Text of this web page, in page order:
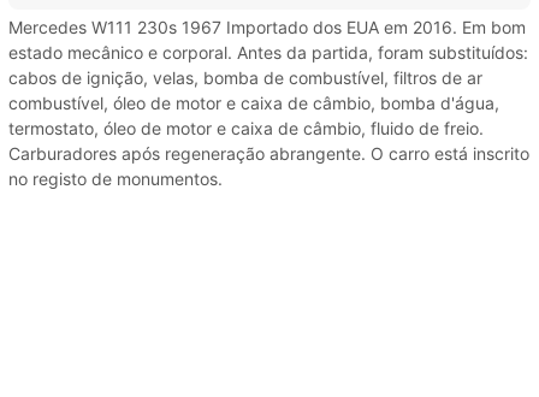
Mercedes W111 230s 1967 Importado dos EUA em 2016. Em bom
estado mecânico e corporal. Antes da partida, foram substituídos:
cabos de ignição, velas, bomba de combustível, filtros de ar
combustível, óleo de motor e caixa de câmbio, bomba d'água,
termostato, óleo de motor e caixa de câmbio, fluido de freio.
Carburadores após regeneração abrangente. O carro está inscrito
no registo de monumentos.